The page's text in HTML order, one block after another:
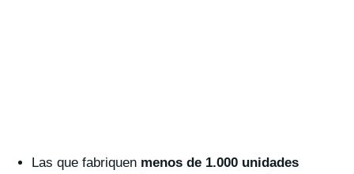
Las que fabriquen menos de 1.000 unidades